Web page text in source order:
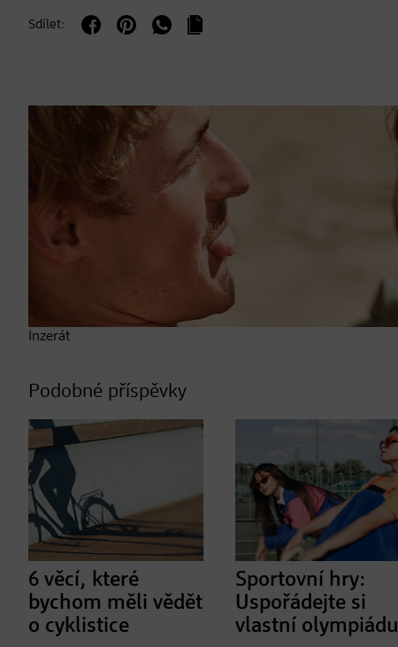
Sdílet:
Inzerát
Podobné příspěvky
6 věcí, které
bychom měli vědět
o cyklistice
Sportovní hry:
Uspořádejte si
vlastní olympiádu